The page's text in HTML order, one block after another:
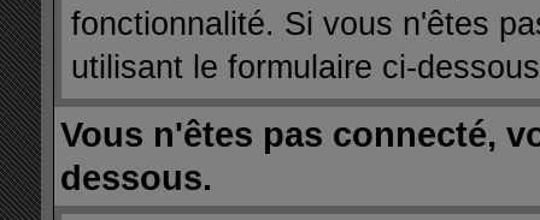
fonctionnalité. Si vous n'êtes
utilisant le formulaire ci-
Vous n'êtes pas connecté,
dessous.